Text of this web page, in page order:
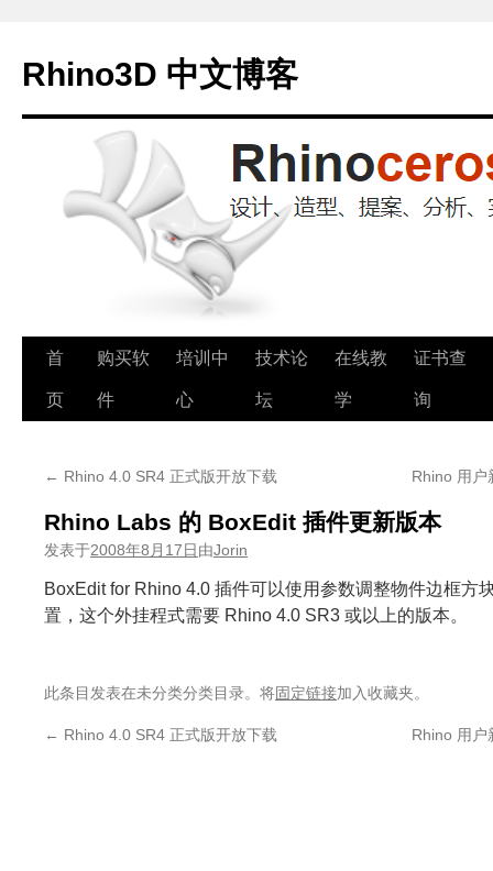
Rhino3D 中文博客
跳
至
首
页
购买软
件
培训中
心
技术论
坛
在线教
学
证书查
询
← Rhino 4.0 SR4 正式版开放下载 Rhino 用
Rhino Labs 的 BoxEdit 插件更新版本
发表于2008年8月17日由Jorin
BoxEdit for Rhino 4.0 插件可以使用参数调整物件边框方
置，这个外挂程式需要 Rhino 4.0 SR3 或以上的版本。
此条目发表在未分类分类目录。将固定链接加入收藏夹。
← Rhino 4.0 SR4 正式版开放下载 Rhino 用